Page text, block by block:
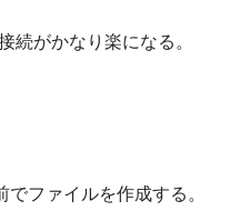
続がかなり楽になる。
ファイルを作成する。